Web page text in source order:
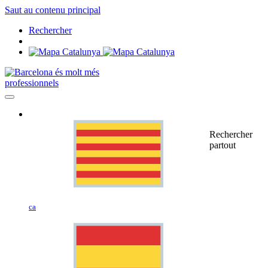
Saut au contenu principal
Rechercher
professionnels
ca
Rechercher
partout